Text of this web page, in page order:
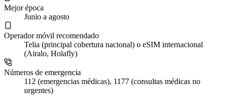
Mejor época
Junio a agosto
Operador móvil recomendado
Telia (principal cobertura nacional) o eSIM internacional
(Airalo, Holafly)
Números de emergencia
112 (emergencias médicas), 1177 (consultas médicas no
urgentes)